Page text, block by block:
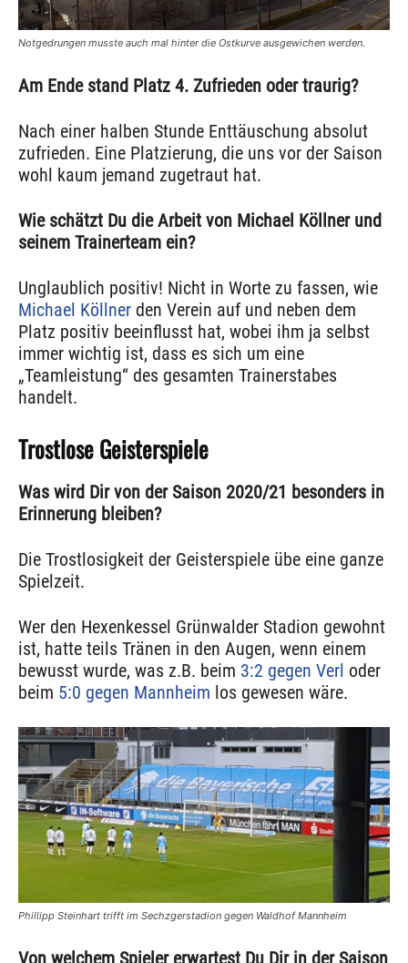
Notgedrungen musste auch mal hinter die Ostkurve ausgewichen werden.
Am Ende stand Platz 4. Zufrieden oder traurig?
Nach einer halben Stunde Enttäuschung absolut
zufrieden. Eine Platzierung, die uns vor der Saison
wohl kaum jemand zugetraut hat.
Wie schätzt Du die Arbeit von Michael Köllner und
seinem Trainerteam ein?
Unglaublich positiv! Nicht in Worte zu fassen, wie
Michael Köllner den Verein auf und neben dem
Platz positiv beeinflusst hat, wobei ihm ja selbst
immer wichtig ist, dass es sich um eine
„Teamleistung“ des gesamten Trainerstabes
handelt.
Trostlose Geisterspiele
Was wird Dir von der Saison 2020/21 besonders in
Erinnerung bleiben?
Die Trostlosigkeit der Geisterspiele übe eine ganze
Spielzeit.
Wer den Hexenkessel Grünwalder Stadion gewohnt
ist, hatte teils Tränen in den Augen, wenn einem
bewusst wurde, was z.B. beim 3:2 gegen Verl oder
beim 5:0 gegen Mannheim los gewesen wäre.
Phillipp Steinhart trifft im Sechzgerstadion gegen Waldhof Mannheim
Von welchem Spieler erwartest Du Dir in der Saison